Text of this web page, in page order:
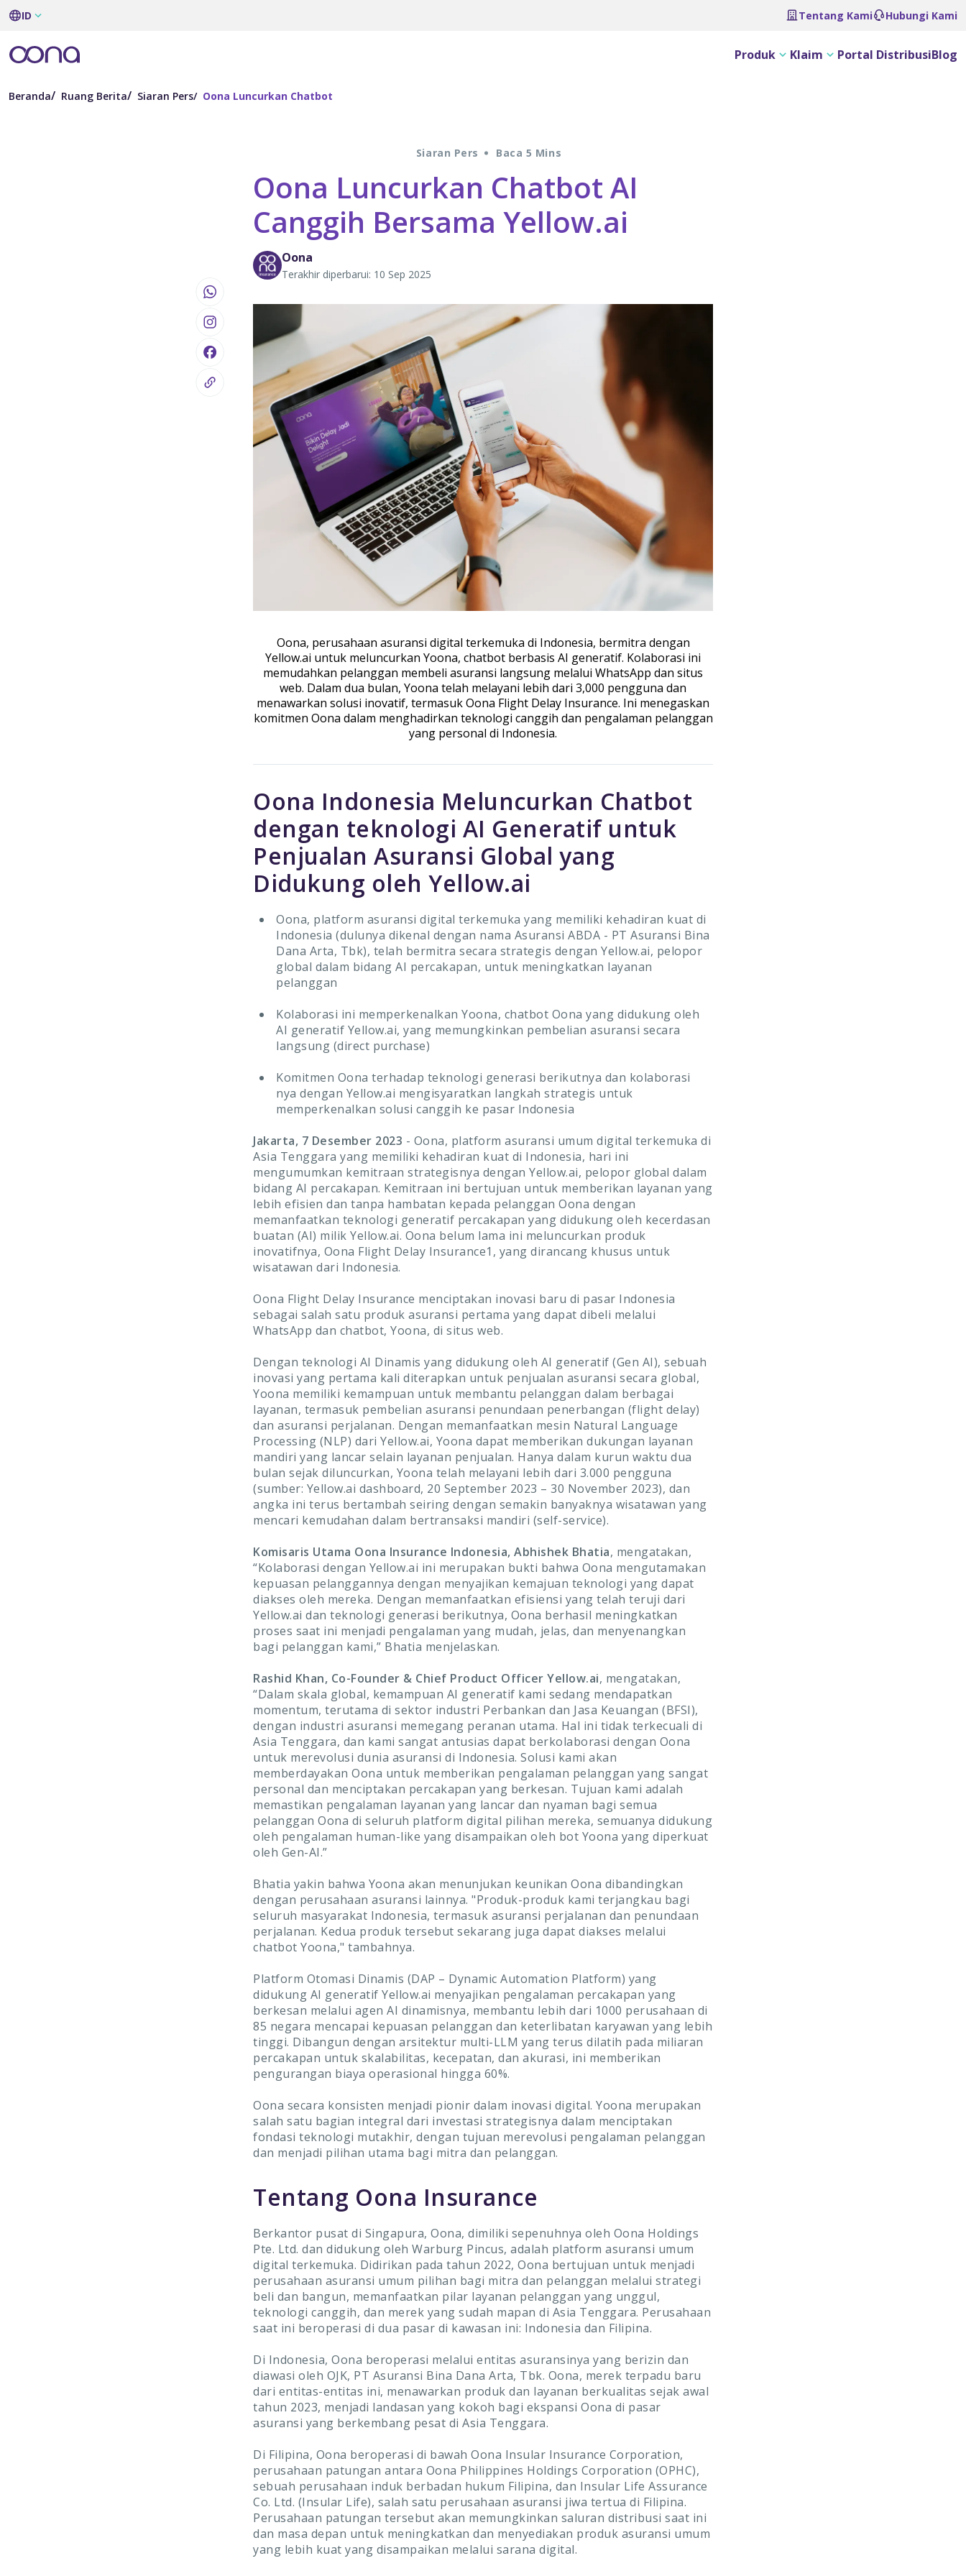
ID Tentang Kami Hubungi Kami
Produk Klaim Portal DistribusiBlog
Beranda Ruang Berita Siaran Pers Oona Luncurkan Chatbot
Siaran Pers Baca 5 Mins
Oona Luncurkan Chatbot AI
Canggih Bersama Yellow.ai
Oona
Terakhir diperbarui: 10 Sep 2025
Oona, perusahaan asuransi digital terkemuka di Indonesia, bermitra dengan
Yellow.ai untuk meluncurkan Yoona, chatbot berbasis AI generatif. Kolaborasi ini
memudahkan pelanggan membeli asuransi langsung melalui WhatsApp dan situs
web. Dalam dua bulan, Yoona telah melayani lebih dari 3,000 pengguna dan
menawarkan solusi inovatif, termasuk Oona Flight Delay Insurance. Ini menegaskan
komitmen Oona dalam menghadirkan teknologi canggih dan pengalaman pelanggan
yang personal di Indonesia.
Oona Indonesia Meluncurkan Chatbot
dengan teknologi AI Generatif untuk
Penjualan Asuransi Global yang
Didukung oleh Yellow.ai
Oona, platform asuransi digital terkemuka yang memiliki kehadiran kuat di
Indonesia (dulunya dikenal dengan nama Asuransi ABDA - PT Asuransi Bina
Dana Arta, Tbk), telah bermitra secara strategis dengan Yellow.ai, pelopor
global dalam bidang AI percakapan, untuk meningkatkan layanan
pelanggan
Kolaborasi ini memperkenalkan Yoona, chatbot Oona yang didukung oleh
AI generatif Yellow.ai, yang memungkinkan pembelian asuransi secara
langsung (direct purchase)
Komitmen Oona terhadap teknologi generasi berikutnya dan kolaborasi
nya dengan Yellow.ai mengisyaratkan langkah strategis untuk
memperkenalkan solusi canggih ke pasar Indonesia
Jakarta, 7 Desember 2023 - Oona, platform asuransi umum digital terkemuka di
Asia Tenggara yang memiliki kehadiran kuat di Indonesia, hari ini
mengumumkan kemitraan strategisnya dengan Yellow.ai, pelopor global dalam
bidang AI percakapan. Kemitraan ini bertujuan untuk memberikan layanan yang
lebih efisien dan tanpa hambatan kepada pelanggan Oona dengan
memanfaatkan teknologi generatif percakapan yang didukung oleh kecerdasan
buatan (AI) milik Yellow.ai. Oona belum lama ini meluncurkan produk
inovatifnya, Oona Flight Delay Insurance1, yang dirancang khusus untuk
wisatawan dari Indonesia.
Oona Flight Delay Insurance menciptakan inovasi baru di pasar Indonesia
sebagai salah satu produk asuransi pertama yang dapat dibeli melalui
WhatsApp dan chatbot, Yoona, di situs web.
Dengan teknologi AI Dinamis yang didukung oleh AI generatif (Gen AI), sebuah
inovasi yang pertama kali diterapkan untuk penjualan asuransi secara global,
Yoona memiliki kemampuan untuk membantu pelanggan dalam berbagai
layanan, termasuk pembelian asuransi penundaan penerbangan (flight delay)
dan asuransi perjalanan. Dengan memanfaatkan mesin Natural Language
Processing (NLP) dari Yellow.ai, Yoona dapat memberikan dukungan layanan
mandiri yang lancar selain layanan penjualan. Hanya dalam kurun waktu dua
bulan sejak diluncurkan, Yoona telah melayani lebih dari 3.000 pengguna
(sumber: Yellow.ai dashboard, 20 September 2023 – 30 November 2023), dan
angka ini terus bertambah seiring dengan semakin banyaknya wisatawan yang
mencari kemudahan dalam bertransaksi mandiri (self-service).
Komisaris Utama Oona Insurance Indonesia, Abhishek Bhatia, mengatakan,
“Kolaborasi dengan Yellow.ai ini merupakan bukti bahwa Oona mengutamakan
kepuasan pelanggannya dengan menyajikan kemajuan teknologi yang dapat
diakses oleh mereka. Dengan memanfaatkan efisiensi yang telah teruji dari
Yellow.ai dan teknologi generasi berikutnya, Oona berhasil meningkatkan
proses saat ini menjadi pengalaman yang mudah, jelas, dan menyenangkan
bagi pelanggan kami,” Bhatia menjelaskan.
Rashid Khan, Co-Founder & Chief Product Officer Yellow.ai, mengatakan,
“Dalam skala global, kemampuan AI generatif kami sedang mendapatkan
momentum, terutama di sektor industri Perbankan dan Jasa Keuangan (BFSI),
dengan industri asuransi memegang peranan utama. Hal ini tidak terkecuali di
Asia Tenggara, dan kami sangat antusias dapat berkolaborasi dengan Oona
untuk merevolusi dunia asuransi di Indonesia. Solusi kami akan
memberdayakan Oona untuk memberikan pengalaman pelanggan yang sangat
personal dan menciptakan percakapan yang berkesan. Tujuan kami adalah
memastikan pengalaman layanan yang lancar dan nyaman bagi semua
pelanggan Oona di seluruh platform digital pilihan mereka, semuanya didukung
oleh pengalaman human-like yang disampaikan oleh bot Yoona yang diperkuat
oleh Gen-AI.”
Bhatia yakin bahwa Yoona akan menunjukan keunikan Oona dibandingkan
dengan perusahaan asuransi lainnya. "Produk-produk kami terjangkau bagi
seluruh masyarakat Indonesia, termasuk asuransi perjalanan dan penundaan
perjalanan. Kedua produk tersebut sekarang juga dapat diakses melalui
chatbot Yoona," tambahnya.
Platform Otomasi Dinamis (DAP – Dynamic Automation Platform) yang
didukung AI generatif Yellow.ai menyajikan pengalaman percakapan yang
berkesan melalui agen AI dinamisnya, membantu lebih dari 1000 perusahaan di
85 negara mencapai kepuasan pelanggan dan keterlibatan karyawan yang lebih
tinggi. Dibangun dengan arsitektur multi-LLM yang terus dilatih pada miliaran
percakapan untuk skalabilitas, kecepatan, dan akurasi, ini memberikan
pengurangan biaya operasional hingga 60%.
Oona secara konsisten menjadi pionir dalam inovasi digital. Yoona merupakan
salah satu bagian integral dari investasi strategisnya dalam menciptakan
fondasi teknologi mutakhir, dengan tujuan merevolusi pengalaman pelanggan
dan menjadi pilihan utama bagi mitra dan pelanggan.
Tentang Oona Insurance
Berkantor pusat di Singapura, Oona, dimiliki sepenuhnya oleh Oona Holdings
Pte. Ltd. dan didukung oleh Warburg Pincus, adalah platform asuransi umum
digital terkemuka. Didirikan pada tahun 2022, Oona bertujuan untuk menjadi
perusahaan asuransi umum pilihan bagi mitra dan pelanggan melalui strategi
beli dan bangun, memanfaatkan pilar layanan pelanggan yang unggul,
teknologi canggih, dan merek yang sudah mapan di Asia Tenggara. Perusahaan
saat ini beroperasi di dua pasar di kawasan ini: Indonesia dan Filipina.
Di Indonesia, Oona beroperasi melalui entitas asuransinya yang berizin dan
diawasi oleh OJK, PT Asuransi Bina Dana Arta, Tbk. Oona, merek terpadu baru
dari entitas-entitas ini, menawarkan produk dan layanan berkualitas sejak awal
tahun 2023, menjadi landasan yang kokoh bagi ekspansi Oona di pasar
asuransi yang berkembang pesat di Asia Tenggara.
Di Filipina, Oona beroperasi di bawah Oona Insular Insurance Corporation,
perusahaan patungan antara Oona Philippines Holdings Corporation (OPHC),
sebuah perusahaan induk berbadan hukum Filipina, dan Insular Life Assurance
Co. Ltd. (Insular Life), salah satu perusahaan asuransi jiwa tertua di Filipina.
Perusahaan patungan tersebut akan memungkinkan saluran distribusi saat ini
dan masa depan untuk meningkatkan dan menyediakan produk asuransi umum
yang lebih kuat yang disampaikan melalui sarana digital.